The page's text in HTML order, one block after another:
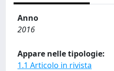
Anno
2016
Appare nelle tipologie:
1.1 Articolo in rivista